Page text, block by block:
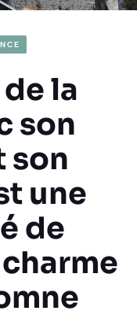
la
son
son
une
de